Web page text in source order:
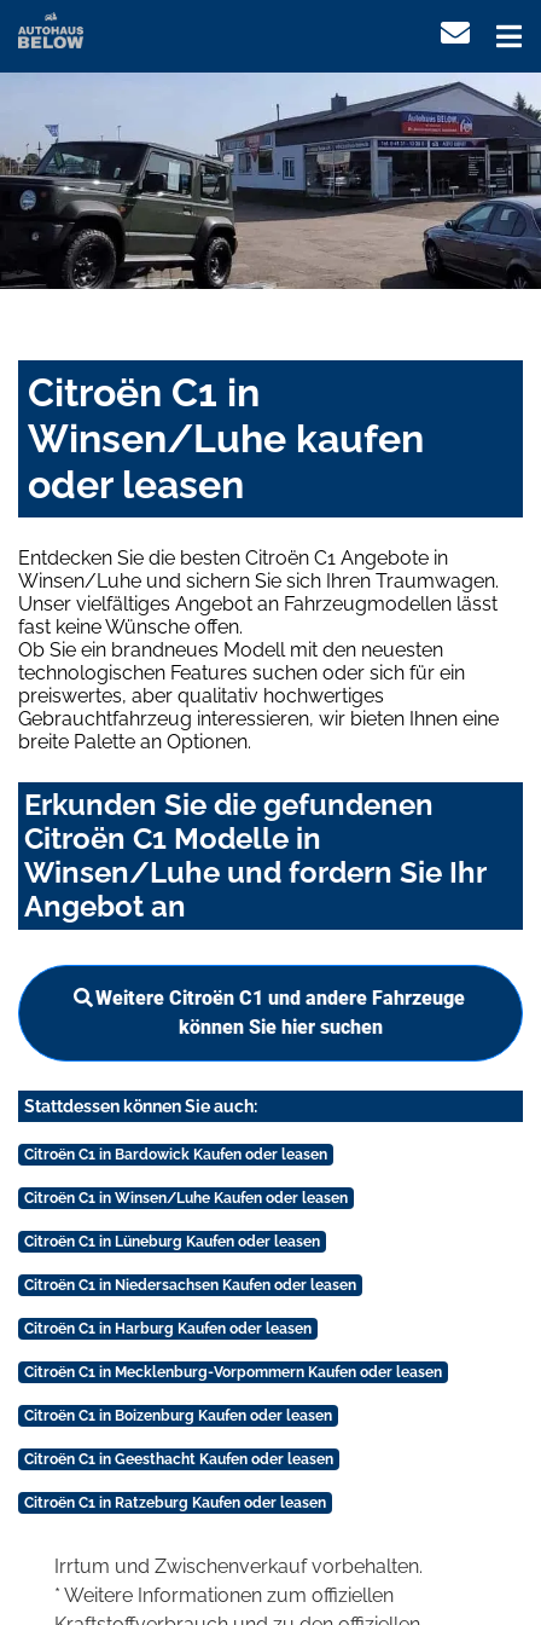
Citroën C1 in
Winsen/Luhe kaufen
oder leasen
Entdecken Sie die besten Citroën C1 Angebote in
Winsen/Luhe und sichern Sie sich Ihren Traumwagen.
Unser vielfältiges Angebot an Fahrzeugmodellen lässt
fast keine Wünsche offen.
Ob Sie ein brandneues Modell mit den neuesten
technologischen Features suchen oder sich für ein
preiswertes, aber qualitativ hochwertiges
Gebrauchtfahrzeug interessieren, wir bieten Ihnen eine
breite Palette an Optionen.
Erkunden Sie die gefundenen
Citroën C1 Modelle in
Winsen/Luhe und fordern Sie Ihr
Angebot an
Weitere Citroën C1 und andere Fahrzeuge
können Sie hier suchen
Stattdessen können Sie auch:
Citroën C1 in Bardowick Kaufen oder leasen
Citroën C1 in Winsen/Luhe Kaufen oder leasen
Citroën C1 in Lüneburg Kaufen oder leasen
Citroën C1 in Niedersachsen Kaufen oder leasen
Citroën C1 in Harburg Kaufen oder leasen
Citroën C1 in Mecklenburg-Vorpommern Kaufen oder leasen
Citroën C1 in Boizenburg Kaufen oder leasen
Citroën C1 in Geesthacht Kaufen oder leasen
Citroën C1 in Ratzeburg Kaufen oder leasen
Irrtum und Zwischenverkauf vorbehalten.
* Weitere Informationen zum offiziellen